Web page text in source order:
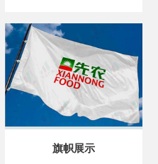
旗帜展示